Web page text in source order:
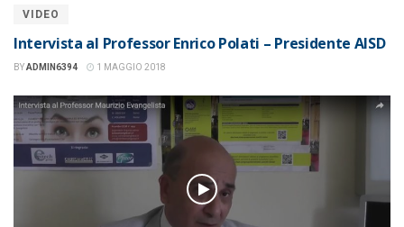
VIDEO
Intervista al Professor Enrico Polati – Presidente AISD
BYADMIN6394 1 MAGGIO 2018